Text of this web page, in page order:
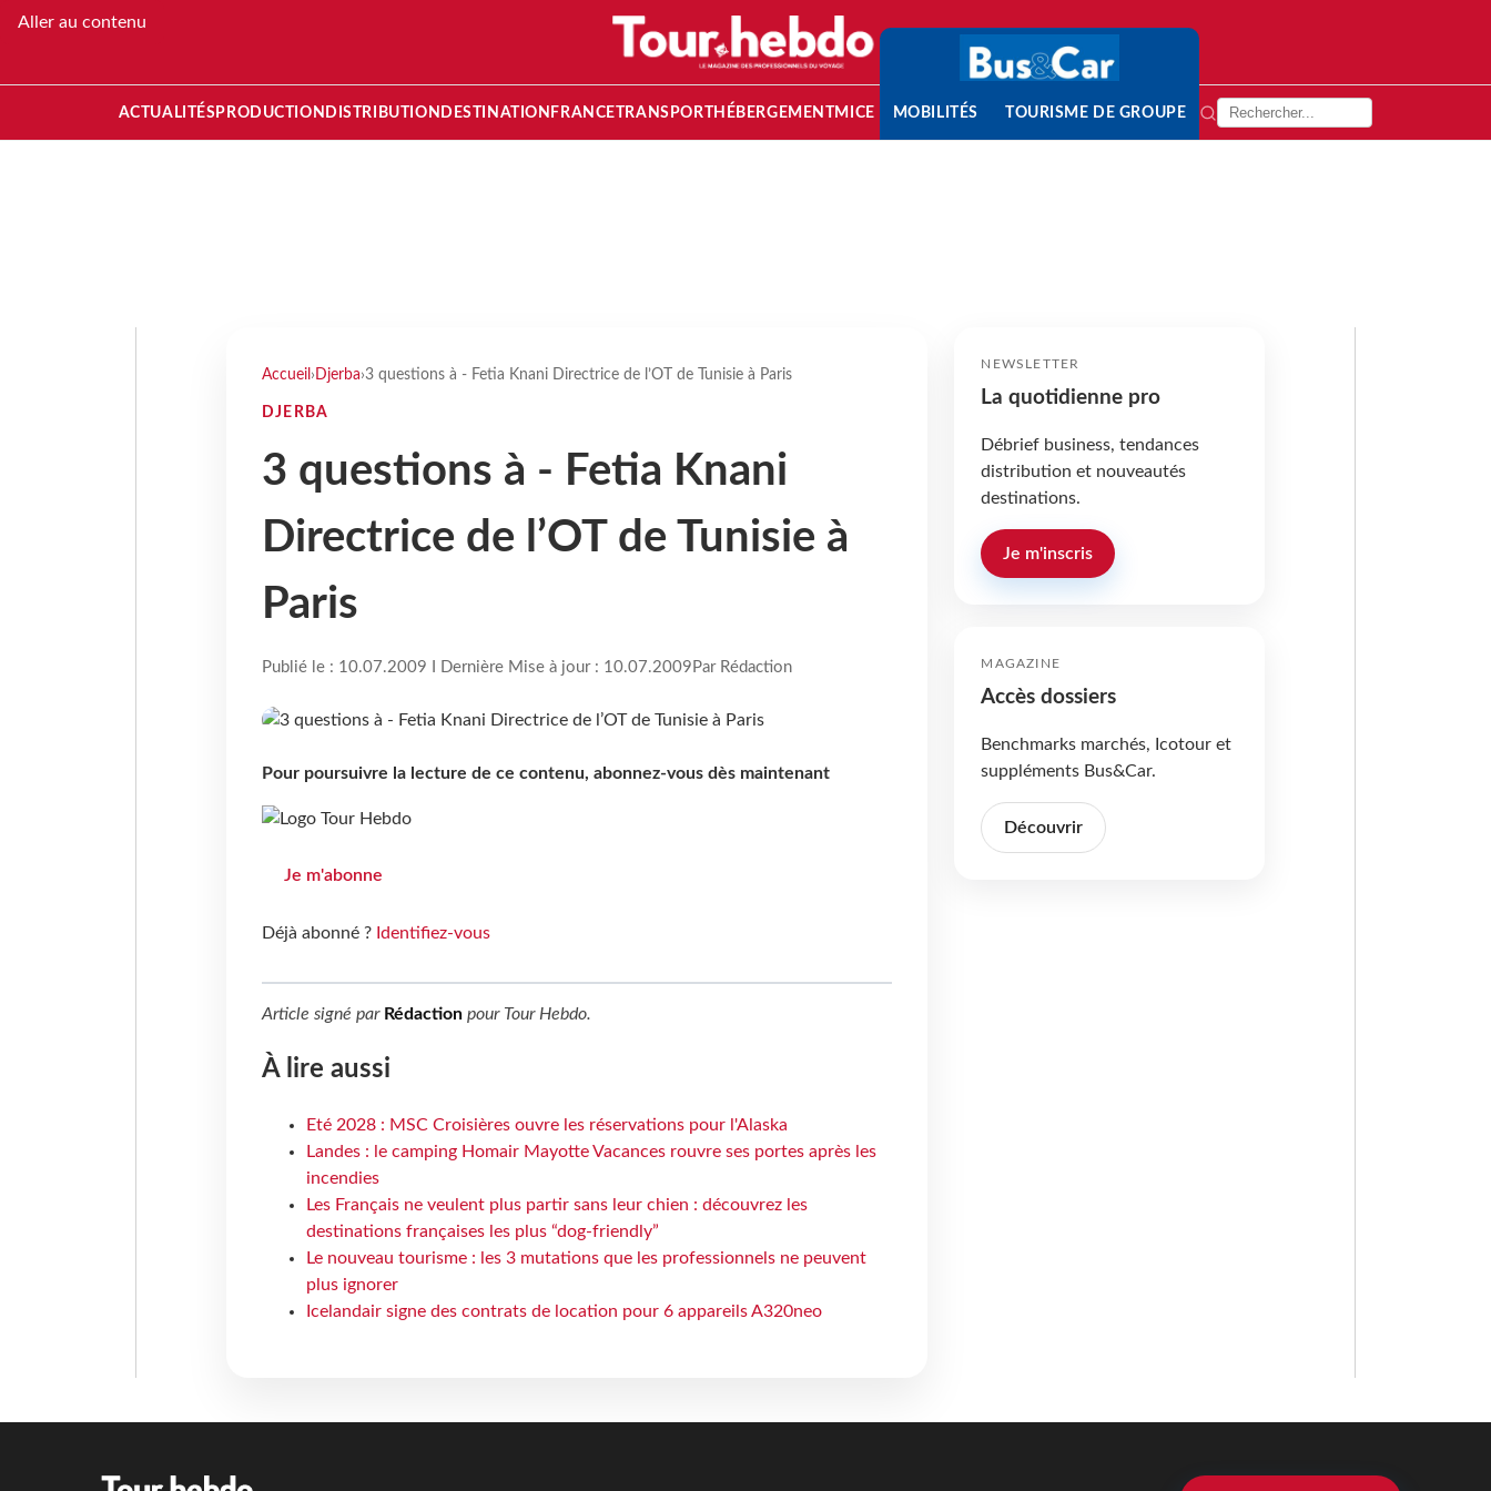
Aller au contenu
ACTUALITÉS PRODUCTION DISTRIBUTION DESTINATION FRANCETRANSPORT HÉBERGEMENTMICE MOBILITÉS TOURISME DE GROUPE
Accueil › Djerba›3 questions à - Fetia Knani Directrice de l’OT de Tunisie à Paris
DJERBA
3 questions à - Fetia Knani
Directrice de l’OT de Tunisie à
Paris
Publié le : 10.07.2009 I Dernière Mise à jour : 10.07.2009 Par Rédaction
Pour poursuivre la lecture de ce contenu, abonnez-vous dès maintenant
Je m'abonne
Déjà abonné ? Identifiez-vous
Article signé par Rédactionpour Tour Hebdo.
À lire aussi
Eté 2028 : MSC Croisières ouvre les réservations pour l'Alaska
Landes : le camping Homair Mayotte Vacances rouvre ses portes après les
incendies
Les Français ne veulent plus partir sans leur chien : découvrez les
destinations françaises les plus “dog-friendly”
Le nouveau tourisme : les 3 mutations que les professionnels ne peuvent
plus ignorer
Icelandair signe des contrats de location pour 6 appareils A320neo
NEWSLETTER
La quotidienne pro
Débrief business, tendances
distribution et nouveautés
destinations.
Je m'inscris
MAGAZINE
Accès dossiers
Benchmarks marchés, Icotour et
suppléments Bus&Car.
Découvrir